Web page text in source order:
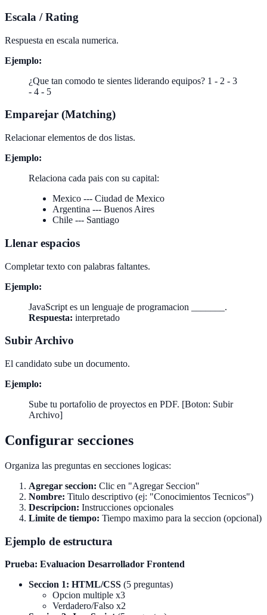
Escala / Rating
Respuesta en escala numerica.
Ejemplo:
¿Que tan comodo te sientes liderando equipos? 1 - 2 - 3
- 4 - 5
Emparejar (Matching)
Relacionar elementos de dos listas.
Ejemplo:
Relaciona cada pais con su capital:
Mexico --- Ciudad de Mexico
Argentina --- Buenos Aires
Chile --- Santiago
Llenar espacios
Completar texto con palabras faltantes.
Ejemplo:
JavaScript es un lenguaje de programacion _______.
Respuesta: interpretado
Subir Archivo
El candidato sube un documento.
Ejemplo:
Sube tu portafolio de proyectos en PDF. [Boton: Subir
Archivo]
Configurar secciones
Organiza las preguntas en secciones logicas:
Agregar seccion: Clic en "Agregar Seccion"
Nombre: Titulo descriptivo (ej: "Conocimientos Tecnicos")
Descripcion: Instrucciones opcionales
Limite de tiempo: Tiempo maximo para la seccion (opcional)
Ejemplo de estructura
Prueba: Evaluacion Desarrollador Frontend
Seccion 1: HTML/CSS (5 preguntas)
Opcion multiple x3
Verdadero/Falso x2